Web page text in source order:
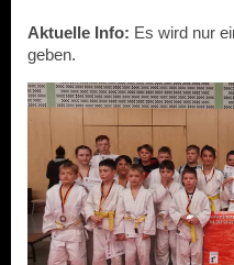
Aktuelle Info: Es wird nur
geben.